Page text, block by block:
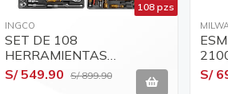
108 pzs
INGCO
SET DE 108
HERRAMIENTAS
MANUALES EN CAJA
METALICA INGCO
S/ 549.90 S/ 899.90 S/